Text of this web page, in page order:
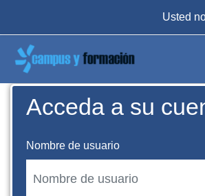
Usted
Acceda a su
Nombre de usuario